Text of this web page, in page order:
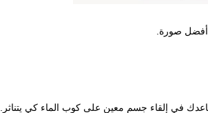
أفضل صورة.
في إلقاء جسم معين على كوب الماء كي يتناثر.